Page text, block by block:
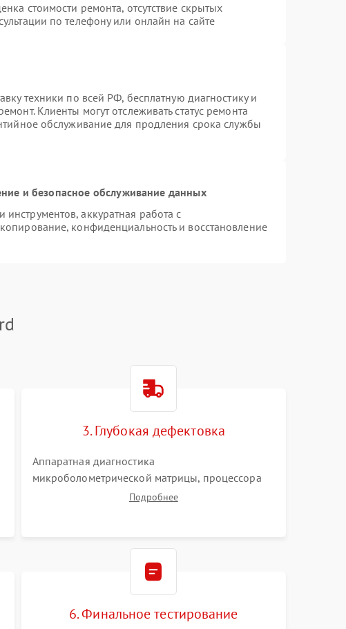
стоимости ремонта, отсутствие скрытых
по телефону или онлайн на сайте
техники по всей РФ, бесплатную диагностику и
Клиенты могут отслеживать статус ремонта
обслуживание для продления срока службы
и безопасное обслуживание данных
аккуратная работа с
конфиденциальность и восстановление
3. Глубокая дефектовка
Аппаратная диагностика
микроболометрической матрицы, процессора
обработки изображений и цепей питания.
Подробнее
6. Финальное тестирование